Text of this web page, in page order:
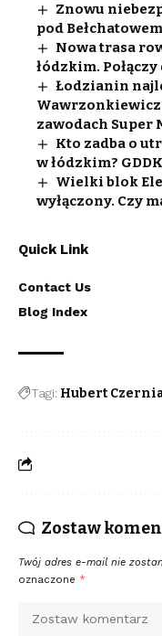
Znowu
pod
Nowa trasa
łódzkim.
Łodzianin
zawodach Super
Kto zadba o
w łódzkim?
Wielki blok
wyłączony. Czy
Quick Link
Contact Us
Blog Index
Tagi: Hubert
Zostaw
Twój adres e-mail nie
oznaczone *